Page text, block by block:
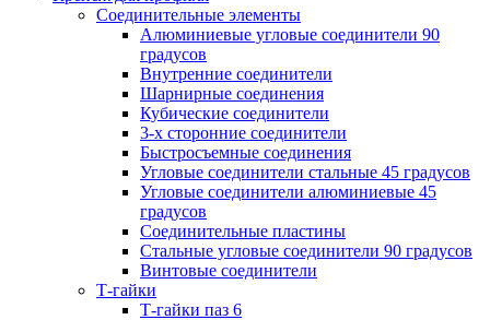
Соединительные элементы
Алюминиевые угловые соединители 90
градусов
Внутренние соединители
Шарнирные соединения
Кубические соединители
3-х сторонние соединители
Быстросъемные соединения
Угловые соединители стальные 45 градусов
Угловые соединители алюминиевые 45
градусов
Соединительные пластины
Стальные угловые соединители 90 градусов
Винтовые соединители
Т-гайки
Т-гайки паз 6